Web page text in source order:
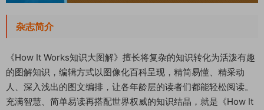
杂志简介
《How It Works知识大图解》擅长将复杂的知识转化为活泼有趣
的图解知识，编辑方式以图像化百科呈现，精简易懂、精采动
人、深入浅出的图文编排，让各年龄层的读者们都能轻松阅读。
充满智慧、简单易读再搭配世界权威的知识结晶，就是《How It